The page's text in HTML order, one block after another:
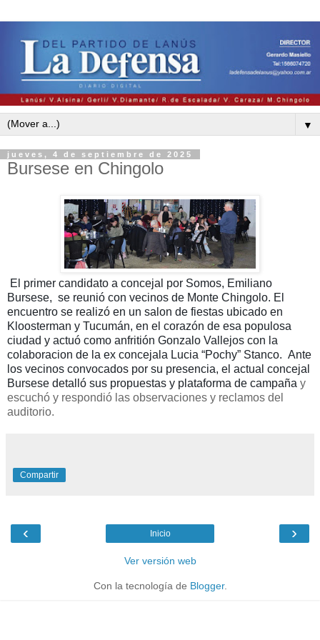
▼
jueves, 4 de septiembre de 2025
Bursese en Chingolo
El primer candidato a concejal por Somos, Emiliano
Bursese, se reunió con vecinos de Monte Chingolo. El
encuentro se realizó en un salon de fiestas ubicado en
Kloosterman y Tucumán, en el corazón de esa populosa
ciudad y actuó como anfritión Gonzalo Vallejos con la
colaboracion de la ex concejala Lucia “Pochy” Stanco. Ante
los vecinos convocados por su presencia, el actual concejal
Bursese detalló sus propuestas y plataforma de campaña y
escuchó y respondió las observaciones y reclamos del
auditorio.
Compartir
‹ ›
Inicio
Ver versión web
Con la tecnología de Blogger.